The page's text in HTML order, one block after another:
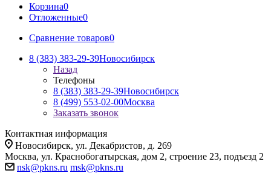
Корзина0
Отложенные0
Сравнение товаров0
8 (383) 383-29-39Новосибирск
Назад
Телефоны
8 (383) 383-29-39Новосибирск
8 (499) 553-02-00Москва
Заказать звонок
Контактная информация
Новосибирск, ул. Декабристов, д. 269
Москва, ул. Краснобогатырская, дом 2, строение 23, подъезд 2
nsk@pkns.ru msk@pkns.ru